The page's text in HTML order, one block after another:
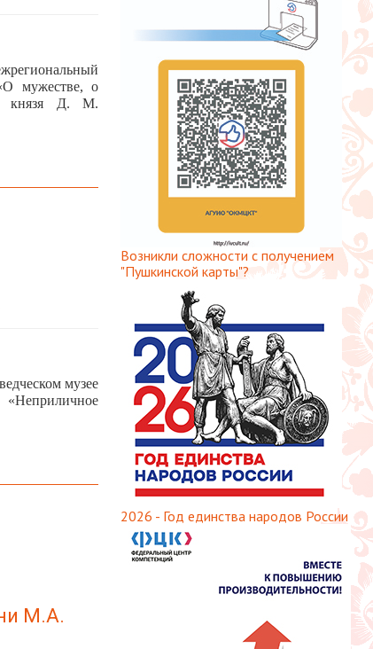
мужестве, о
князя Д. М.
музее
«Неприличное
М.А.
Возникли сложности с получением
"Пушкинской карты"?
2026 - Год единства народов России